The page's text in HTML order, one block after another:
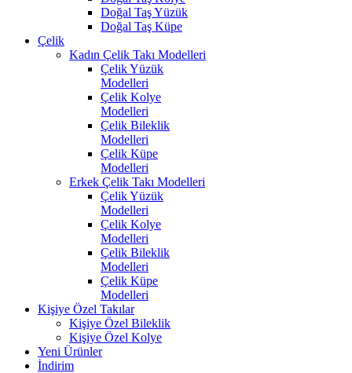
Doğal Taş Yüzük
Doğal Taş Küpe
Çelik
Kadın Çelik Takı Modelleri
Çelik Yüzük
Modelleri
Çelik Kolye
Modelleri
Çelik Bileklik
Modelleri
Çelik Küpe
Modelleri
Erkek Çelik Takı Modelleri
Çelik Yüzük
Modelleri
Çelik Kolye
Modelleri
Çelik Bileklik
Modelleri
Çelik Küpe
Modelleri
Kişiye Özel Takılar
Kişiye Özel Bileklik
Kişiye Özel Kolye
Yeni Ürünler
İndirim